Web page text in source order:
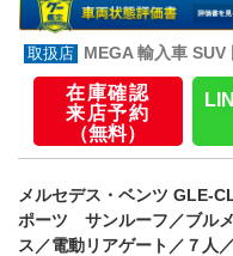
MEGA 輸入車 SUV
在庫確認
来店予約
（無料）
メルセデス・ベンツ GLE-
ポーツ サンルーフ／ブル
ス／電動リアゲート／７人